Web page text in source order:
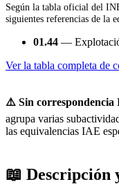
Según la tabla oficial del
siguientes referencias de la
01.44 —
Ver la tabla completa de
⚠️ Sin correspondencia
agrupa varias
las equivalencias IAE
📖 Descripción